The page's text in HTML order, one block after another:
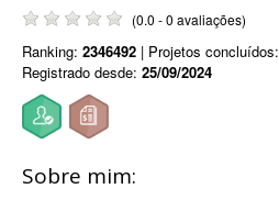
(0.0 - 0 avaliações)
Ranking: 2346492 | Projetos concluídos:
Registrado desde: 25/09/2024
Sobre mim: